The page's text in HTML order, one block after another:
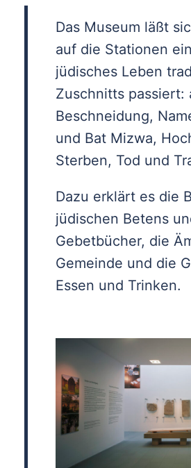
Das Museum läßt
auf die Stationen
jüdisches Leben
Zuschnitts passiert:
Beschneidung,
und Bat Mizwa,
Sterben, Tod und
Dazu erklärt es die
jüdischen Betens
Gebetbücher, die
Gemeinde und die
Essen und Trinken.